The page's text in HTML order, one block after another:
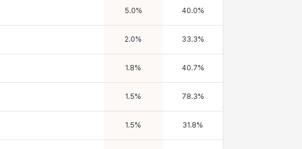
5.0% 40.0%
2.0% 33.3%
1.8% 40.7%
1.5% 78.3%
1.5% 31.8%